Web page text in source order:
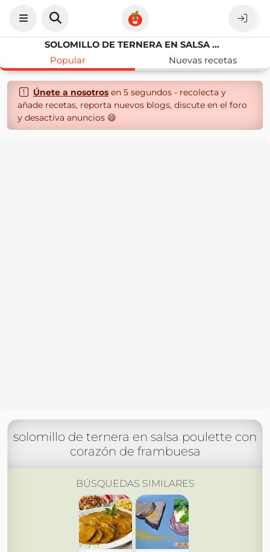
SOLOMILLO DE TERNERA EN SALSA POULETTE CON CORAZÓN DE FRAMBUESA
Popular
Nuevas recetas
Únete a nosotrosen 5 segundos - recolecta y
añade recetas, reporta nuevos blogs, discute en el foro
y desactiva anuncios 😄
solomillo de ternera en salsa poulette con
corazón de frambuesa
BÚSQUEDAS SIMILARES